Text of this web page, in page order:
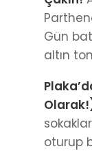
Gün
altın
oturup